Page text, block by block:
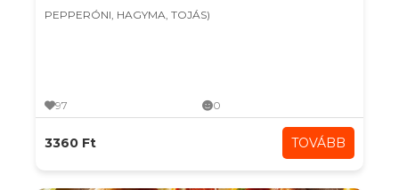
PEPPERÓNI, HAGYMA, TOJÁS)
97 0
3360 Ft TOVÁBB